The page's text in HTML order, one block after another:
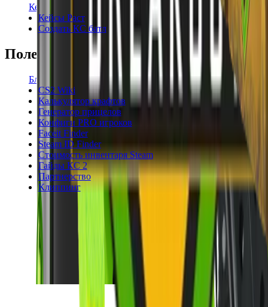
Кейсы КС2
Кейсы Раст
Создать КС батл
Полезное
Блог
CS2 Wiki
Калькулятор крафтов
Генератор прицелов
Конфиги PRO игроков
Faceit Finder
Steam ID Finder
Стоимость инвентаря Steam
Гайды КС 2
Партнерство
Клиппинг